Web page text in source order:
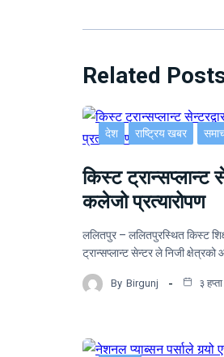
Related
देश राष्ट्रिय खबर
किस्ट ट्रान्सप्लान्ट
कलेजो प्रत्यारोपण
ललितपुर – ललितपुरस्थित किस्ट
ट्रान्सप्लान्ट सेन्टर ले निजी
By Birgunj ३